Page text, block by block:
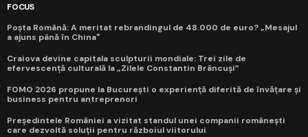
FOCUS
Poșta Română: A meritat rebrandingul de 48.000 de euro? „Mesajul
a ajuns până în China"
Craiova devine capitala sculpturii mondiale: Trei zile de
efervescență culturală la „Zilele Constantin Brâncuși”
FOMO 2026 propune la București o experiență diferită de învățare și
business pentru antreprenori
Președintele României a vizitat standul unei companii românești
care dezvoltă soluții pentru războiul viitorului